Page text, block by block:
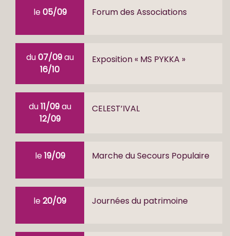
le05/09 Forum des Associations
du07/09au
16/10
Exposition « MS PYKKA »
du11/09au
12/09
CELEST’IVAL
le19/09 Marche du Secours Populaire
le20/09 Journées du patrimoine